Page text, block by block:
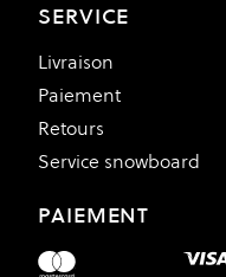
SERVICE
Livraison
Paiement
Retours
Service snowboard
PAIEMENT